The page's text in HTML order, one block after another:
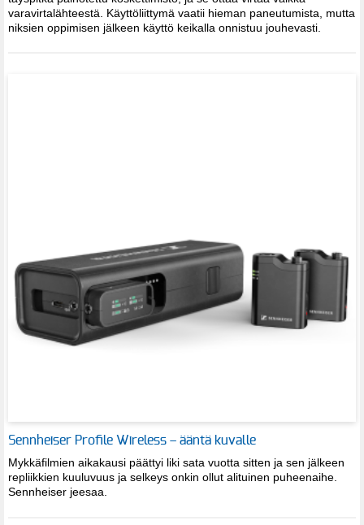
varavirtalähteestä. Käyttöliittymä vaatii hieman paneutumista, mutta
niksien oppimisen jälkeen käyttö keikalla onnistuu jouhevasti.
Sennheiser Profile Wireless – ääntä kuvalle
Mykkäfilmien aikakausi päättyi liki sata vuotta sitten ja sen jälkeen
repliikkien kuuluvuus ja selkeys onkin ollut alituinen puheenaihe.
Sennheiser jeesaa.